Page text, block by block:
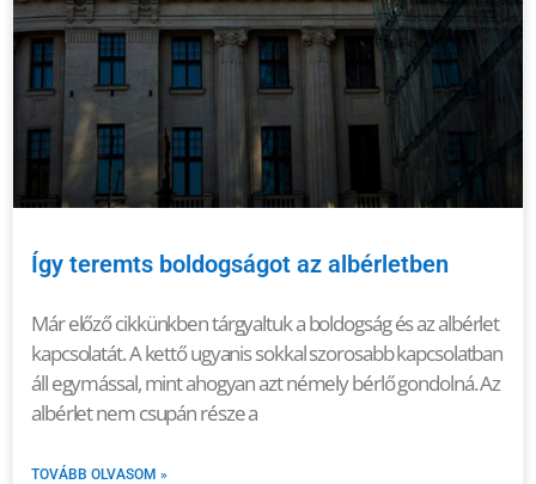
Így teremts boldogságot az albérletben
Már előző cikkünkben tárgyaltuk a boldogság és az albérlet
kapcsolatát. A kettő ugyanis sokkal szorosabb kapcsolatban
áll egymással, mint ahogyan azt némely bérlő gondolná. Az
albérlet nem csupán része a
TOVÁBB OLVASOM »